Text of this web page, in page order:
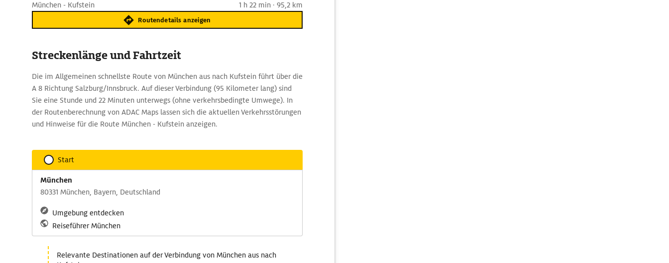
München - Kufstein 1 h 22 min · 95,2 km
Routendetails anzeigen
Streckenlänge und Fahrtzeit
Die im Allgemeinen schnellste Route von München aus nach Kufstein führt über die
A 8 Richtung Salzburg/Innsbruck. Auf dieser Verbindung (95 Kilometer lang) sind
Sie eine Stunde und 22 Minuten unterwegs (ohne verkehrsbedingte Umwege). In
der Routenberechnung von ADAC Maps lassen sich die aktuellen Verkehrsstörungen
und Hinweise für die Route München - Kufstein anzeigen.
Start
München
80331 München, Bayern, Deutschland
Umgebung entdecken
Reiseführer München
Relevante Destinationen auf der Verbindung von München aus nach